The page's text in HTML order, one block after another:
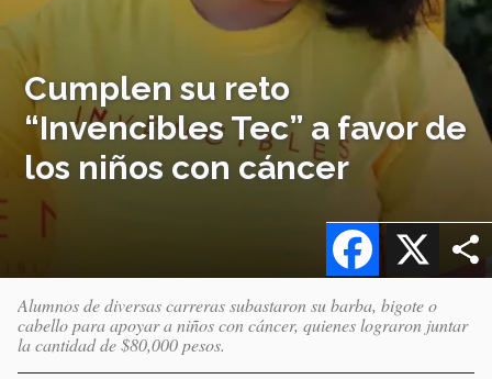
Cumplen su reto
“Invencibles Tec” a favor de
los niños con cáncer
X
Facebook
Alumnos de diversas carreras subastaron su barba, bigote o
cabello para apoyar a niños con cáncer, quienes lograron juntar
la cantidad de $80,000 pesos.